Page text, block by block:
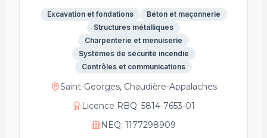
Excavation et fondations
Béton et maçonnerie
Structures métalliques
Charpenterie et menuiserie
Systèmes de sécurité incendie
Contrôles et communications
Saint-Georges, Chaudière-Appalaches
Licence RBQ: 5814-7653-01
NEQ: 1177298909